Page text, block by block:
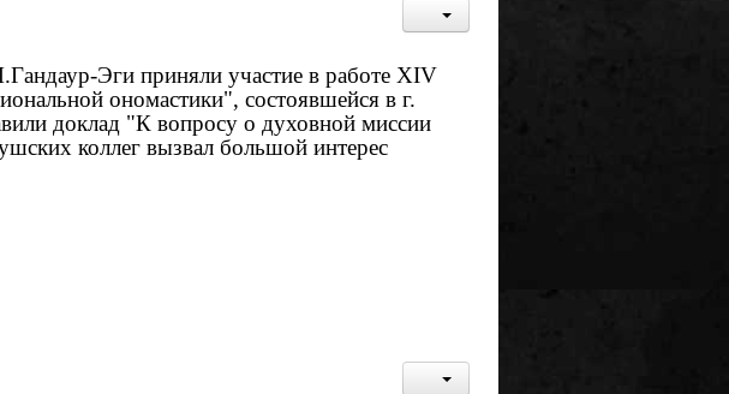
Эги приняли участие в работе XIV
ономастики", состоявшейся в г.
доклад "К вопросу о духовной миссии
коллег вызвал большой интерес